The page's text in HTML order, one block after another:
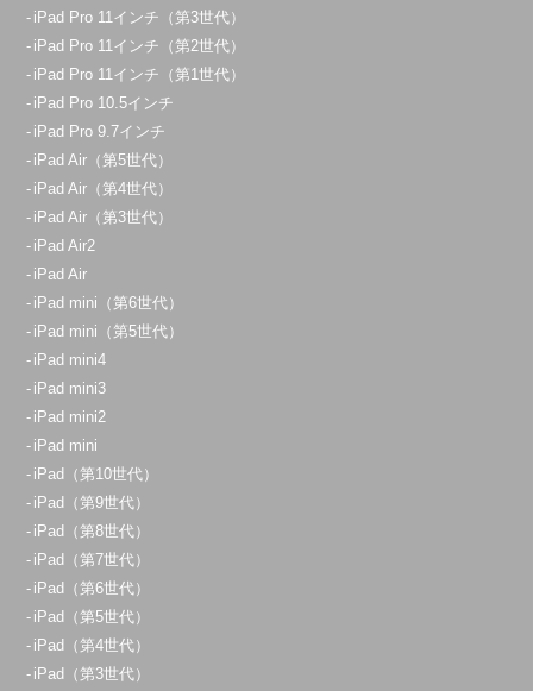
iPad Pro 11インチ（第3世代）
iPad Pro 11インチ（第2世代）
iPad Pro 11インチ（第1世代）
iPad Pro 10.5インチ
iPad Pro 9.7インチ
iPad Air（第5世代）
iPad Air（第4世代）
iPad Air（第3世代）
iPad Air2
iPad Air
iPad mini（第6世代）
iPad mini（第5世代）
iPad mini4
iPad mini3
iPad mini2
iPad mini
iPad（第10世代）
iPad（第9世代）
iPad（第8世代）
iPad（第7世代）
iPad（第6世代）
iPad（第5世代）
iPad（第4世代）
iPad（第3世代）